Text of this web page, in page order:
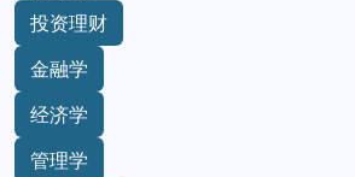
投资理财
金融学
经济学
管理学